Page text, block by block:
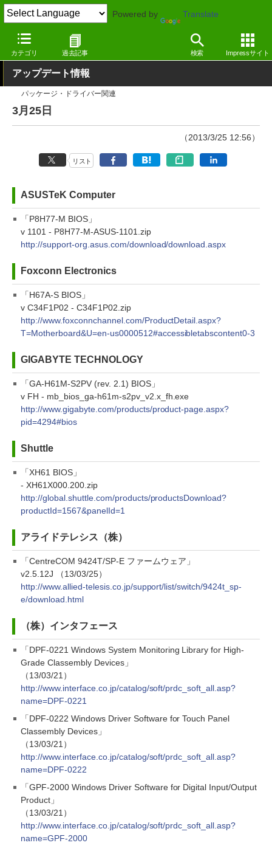
Powered by Translate
カテゴリ 過去記事 検索 Impressサイト
窓の杜 その他の話題 アップデート
アップデート情報
パッケージ・ドライバー関連
3月25日
（2013/3/25 12:56）
リスト
ASUSTeK Computer
「P8H77-M BIOS」
v 1101 - P8H77-M-ASUS-1101.zip
http://support-org.asus.com/download/download.aspx
Foxconn Electronics
「H67A-S BIOS」
v C34F1P02 - C34F1P02.zip
http://www.foxconnchannel.com/ProductDetail.aspx?
T=Motherboard&U=en-us0000512#accessibletabscontent0-3
GIGABYTE TECHNOLOGY
「GA-H61M-S2PV (rev. 2.1) BIOS」
v FH - mb_bios_ga-h61m-s2pv_v2.x_fh.exe
http://www.gigabyte.com/products/product-page.aspx?
pid=4294#bios
Shuttle
「XH61 BIOS」
- XH61X000.200.zip
http://global.shuttle.com/products/productsDownload?
productId=1567&panelId=1
アライドテレシス（株）
「CentreCOM 9424T/SP-E ファームウェア」
v2.5.12J （13/03/25）
http://www.allied-telesis.co.jp/support/list/switch/9424t_sp-
e/download.html
（株）インタフェース
「DPF-0221 Windows System Monitoring Library for High-
Grade Classembly Devices」
（13/03/21）
http://www.interface.co.jp/catalog/soft/prdc_soft_all.asp?
name=DPF-0221
「DPF-0222 Windows Driver Software for Touch Panel
Classembly Devices」
（13/03/21）
http://www.interface.co.jp/catalog/soft/prdc_soft_all.asp?
name=DPF-0222
「GPF-2000 Windows Driver Software for Digital Input/Output
Product」
（13/03/21）
http://www.interface.co.jp/catalog/soft/prdc_soft_all.asp?
name=GPF-2000